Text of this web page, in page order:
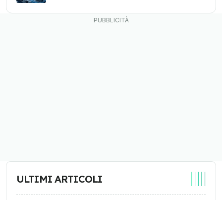
ULTIMI ARTICOLI